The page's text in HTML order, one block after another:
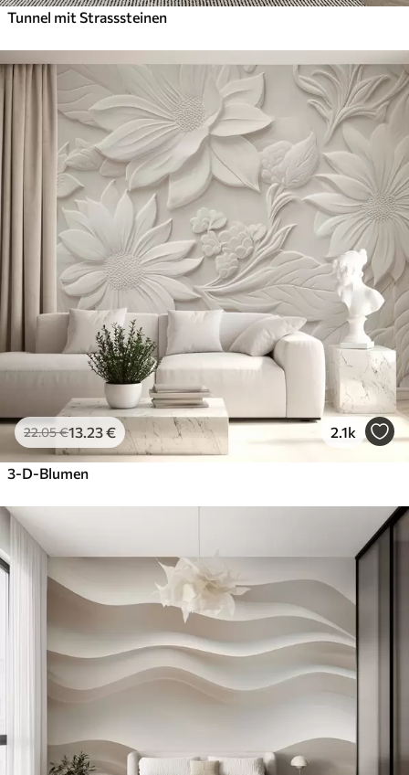
Tunnel mit Strasssteinen
22.05€13 .23€ 2.1k
3-D-Blumen